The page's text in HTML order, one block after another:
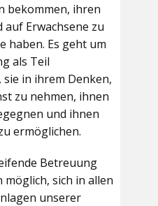
bekommen, ihren
Erwachsene zu
haben. Es geht um
als Teil
in ihrem Denken,
zu nehmen, ihnen
und ihnen
ermöglichen.
Betreuung
möglich, sich in allen
unserer